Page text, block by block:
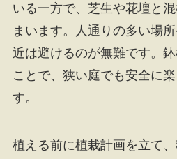
いる一方で、芝生や花壇と
まいます。人通りの多い場
近は避けるのが無難です。
ことで、狭い庭でも安全に
す。
植える前に植栽計画を立て